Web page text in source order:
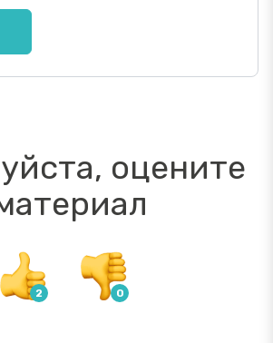
оцените